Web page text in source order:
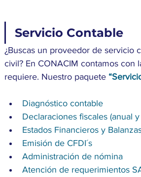
Servicio Contable
¿Buscas un proveedor de servicio
civil? En CONACIM contamos
requiere. Nuestro paquete
Diagnóstico contable
Declaraciones fiscales (anual
Estados Financieros y
Emisión de CFDI´s
Administración de nómina
Atención de requerimientos